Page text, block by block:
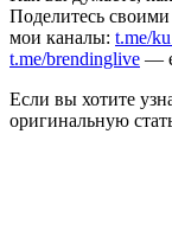
Поделитесь
мои каналы: t.me/
t.me/brendinglive —
Если вы хотите
оригинальную